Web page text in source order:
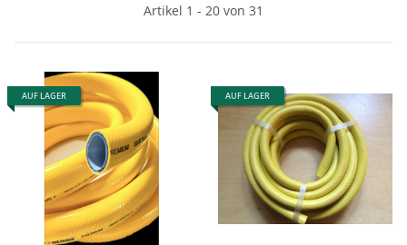
Artikel 1 - 20 von 31
AUF LAGER AUF LAGER